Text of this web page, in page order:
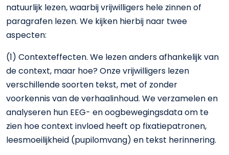
natuurlijk lezen, waarbij vrijwilligers hele zinnen of
paragrafen lezen. We kijken hierbij naar twee
aspecten:
(1) Contexteffecten. We lezen anders afhankelijk van
de context, maar hoe? Onze vrijwilligers lezen
verschillende soorten tekst, met of zonder
voorkennis van de verhaalinhoud. We verzamelen en
analyseren hun EEG- en oogbewegingsdata om te
zien hoe context invloed heeft op fixatiepatronen,
leesmoeilijkheid (pupilomvang) en tekst herinnering.